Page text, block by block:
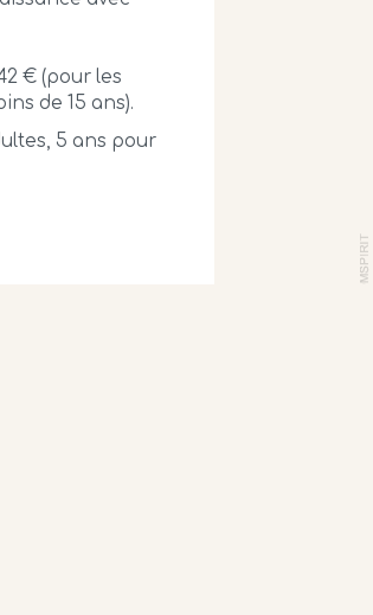
€ (pour les
de 15 ans).
5 ans pour